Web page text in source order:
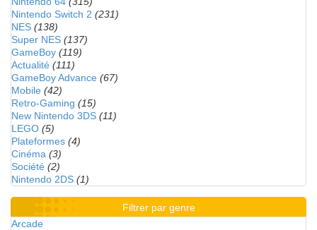
Nintendo Switch 2 (231)
NES (138)
Super NES (137)
GameBoy (119)
Actualité (111)
GameBoy Advance (67)
Mobile (42)
Retro-Gaming (15)
New Nintendo 3DS (11)
LEGO (5)
Plateformes (4)
Cinéma (3)
Société (2)
Nintendo 2DS (1)
Filtrer par genre
Arcade